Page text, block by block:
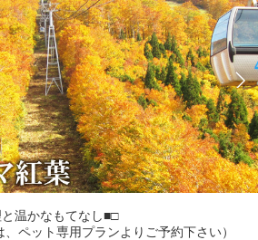
温かなもてなし■□
、ペット専用プランよりご予約下さい）